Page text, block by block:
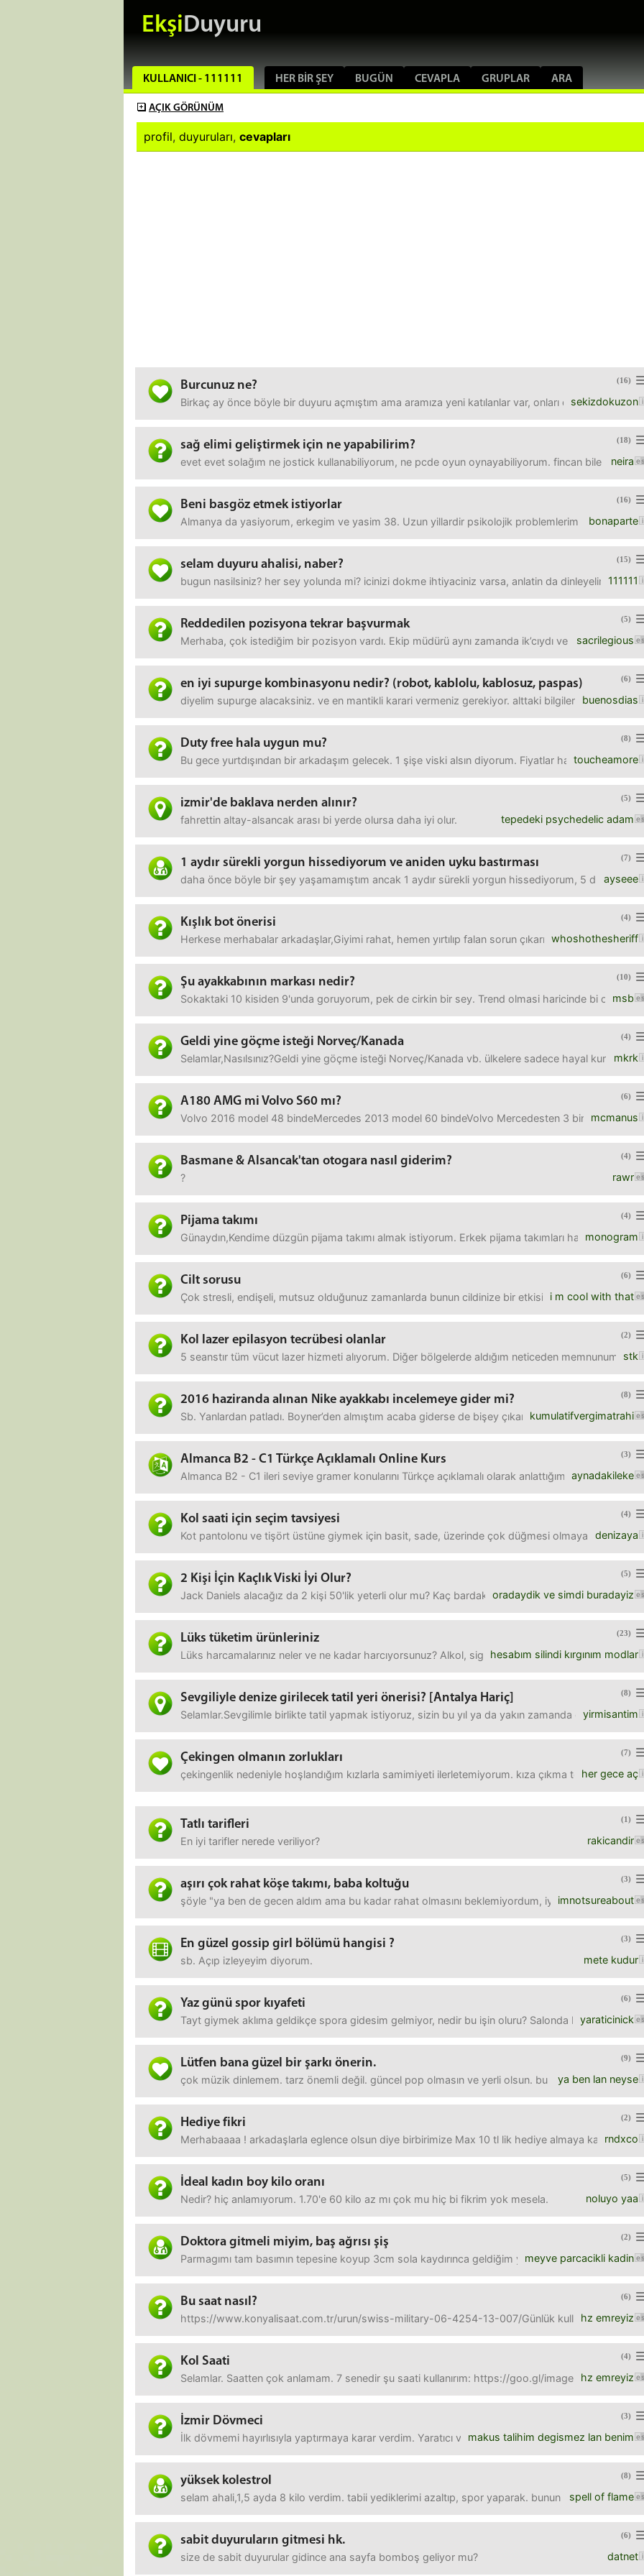
EkşiDuyuru
KULLANICI - 111111 HER BIR ŞEY BUGÜN CEVAPLA GRUPLAR ARA
AÇIK GÖRÜNÜM
profil, duyuruları, cevapları
(16)
Burcunuz ne?
sekizdokuzon
Birkaç ay önce böyle bir duyuru açmıştım ama aramıza yeni katılanlar var, onları da
(18)
sağ elimi geliştirmek için ne yapabilirim?
neira
evet evet solağım ne jostick kullanabiliyorum, ne pcde oyun oynayabiliyorum. fincan bile
(16)
Beni basgöz etmek istiyorlar
bonaparte
Almanya da yasiyorum, erkegim ve yasim 38. Uzun yillardir psikolojik problemlerim bulunuyor
(15)
selam duyuru ahalisi, naber?
111111
bugun nasilsiniz? her sey yolunda mi? icinizi dokme ihtiyaciniz varsa, anlatin da dinleyelim.
(5)
Reddedilen pozisyona tekrar başvurmak
sacrilegious
Merhaba, çok istediğim bir pozisyon vardı. Ekip müdürü aynı zamanda ik’cıydı ve mülakatı
(6)
en iyi supurge kombinasyonu nedir? (robot, kablolu, kablosuz, paspas)
buenosdias
diyelim supurge alacaksiniz. ve en mantikli karari vermeniz gerekiyor. alttaki bilgilere gore ne
(8)
Duty free hala uygun mu?
toucheamore
Bu gece yurtdışından bir arkadaşım gelecek. 1 şişe viski alsın diyorum. Fiyatlar hakkında bilgisi
(5)
izmir'de baklava nerden alınır?
tepedeki psychedelic adam
fahrettin altay-alsancak arası bi yerde olursa daha iyi olur.
(7)
1 aydır sürekli yorgun hissediyorum ve aniden uyku bastırması
ayseee
daha önce böyle bir şey yaşamamıştım ancak 1 aydır sürekli yorgun hissediyorum, 5 dk.'lık
(4)
Kışlık bot önerisi
whoshothesheriff
Herkese merhabalar arkadaşlar,Giyimi rahat, hemen yırtılıp falan sorun çıkarmayacak bir
(10)
Şu ayakkabının markası nedir?
msb
Sokaktaki 10 kisiden 9'unda goruyorum, pek de cirkin bir sey. Trend olmasi haricinde bi olayı
(4)
Geldi yine göçme isteği Norveç/Kanada
mkrk
Selamlar,Nasılsınız?Geldi yine göçme isteği Norveç/Kanada vb. ülkelere sadece hayal kurmak
(6)
A180 AMG mi Volvo S60 mı?
mcmanus
Volvo 2016 model 48 bindeMercedes 2013 model 60 bindeVolvo Mercedesten 3 bin TL daha
(4)
Basmane & Alsancak'tan otogara nasıl giderim?
rawr
?
(4)
Pijama takımı
monogram
Günaydın,Kendime düzgün pijama takımı almak istiyorum. Erkek pijama takımları hangi
(6)
Cilt sorusu
i m cool with that
Çok stresli, endişeli, mutsuz olduğunuz zamanlarda bunun cildinize bir etkisi oluyor mu?Yaş ve
(2)
Kol lazer epilasyon tecrübesi olanlar
stk
5 seanstır tüm vücut lazer hizmeti alıyorum. Diğer bölgelerde aldığım neticeden memnunum
(8)
2016 haziranda alınan Nike ayakkabı incelemeye gider mi?
kumulatifvergimatrahi
Sb. Yanlardan patladı. Boyner’den almıştım acaba giderse de bişey çıkar mı?
(3)
Almanca B2 - C1 Türkçe Açıklamalı Online Kurs
aynadakileke
Almanca B2 - C1 ileri seviye gramer konularını Türkçe açıklamalı olarak anlattığım online
(4)
Kol saati için seçim tavsiyesi
denizaya
Kot pantolonu ve tişört üstüne giymek için basit, sade, üzerinde çok düğmesi olmayan,
(5)
2 Kişi İçin Kaçlık Viski İyi Olur?
oradaydik ve simdi buradayiz
Jack Daniels alacağız da 2 kişi 50'lik yeterli olur mu? Kaç bardak çıkar? Ve en iyi ne ile
(23)
Lüks tüketim ürünleriniz
hesabım silindi kırgınım modlar
Lüks harcamalarınız neler ve ne kadar harcıyorsunuz? Alkol, sigara vs değil konumuz ama
(8)
Sevgiliyle denize girilecek tatil yeri önerisi? [Antalya Hariç]
yirmisantim
Selamlar.Sevgilimle birlikte tatil yapmak istiyoruz, sizin bu yıl ya da yakın zamanda gidip
(7)
Çekingen olmanın zorlukları
her gece aç
çekingenlik nedeniyle hoşlandığım kızlarla samimiyeti ilerletemiyorum. kıza çıkma teklif etsem
(1)
Tatlı tarifleri
rakicandir
En iyi tarifler nerede veriliyor?
(3)
aşırı çok rahat köşe takımı, baba koltuğu
imnotsureabout
şöyle "ya ben de gecen aldım ama bu kadar rahat olmasını beklemiyordum, iyi ki almışım"
(3)
En güzel gossip girl bölümü hangisi ?
mete kudur
sb. Açıp izleyeyim diyorum.
(6)
Yaz günü spor kıyafeti
yaraticinick
Tayt giymek aklıma geldikçe spora gidesim gelmiyor, nedir bu işin oluru? Salonda bazı
(9)
Lütfen bana güzel bir şarkı önerin.
ya ben lan neyse
çok müzik dinlemem. tarz önemli değil. güncel pop olmasın ve yerli olsun. bu çok hoşuma
(2)
Hediye fikri
rndxco
Merhabaaaa ! arkadaşlarla eglence olsun diye birbirimize Max 10 tl lik hediye almaya karar
(5)
İdeal kadın boy kilo oranı
noluyo yaa
Nedir? hiç anlamıyorum. 1.70'e 60 kilo az mı çok mu hiç bi fikrim yok mesela.
(2)
Doktora gitmeli miyim, baş ağrısı şiş
meyve parcacikli kadin
Parmagımı tam basımın tepesine koyup 3cm sola kaydırınca geldiğim yer, orası cok agrıyor
(6)
Bu saat nasıl?
hz emreyiz
https://www.konyalisaat.com.tr/urun/swiss-military-06-4254-13-007/Günlük kullanım için?
(4)
Kol Saati
hz emreyiz
Selamlar. Saatten çok anlamam. 7 senedir şu saati kullanırım: https://goo.gl/images/
(3)
İzmir Dövmeci
makus talihim degismez lan benim
İlk dövmemi hayırlısıyla yaptırmaya karar verdim. Yaratıcı ve temiz dövmeci önerilerinizi
(8)
yüksek kolestrol
spell of flame
selam ahali,1,5 ayda 8 kilo verdim. tabii yediklerimi azaltıp, spor yaparak. bunun sonucunda
(6)
sabit duyuruların gitmesi hk.
datnet
size de sabit duyurular gidince ana sayfa bomboş geliyor mu?